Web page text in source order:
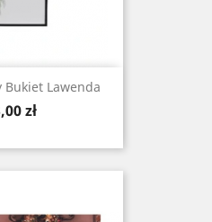
Bukiet Lawenda
zł